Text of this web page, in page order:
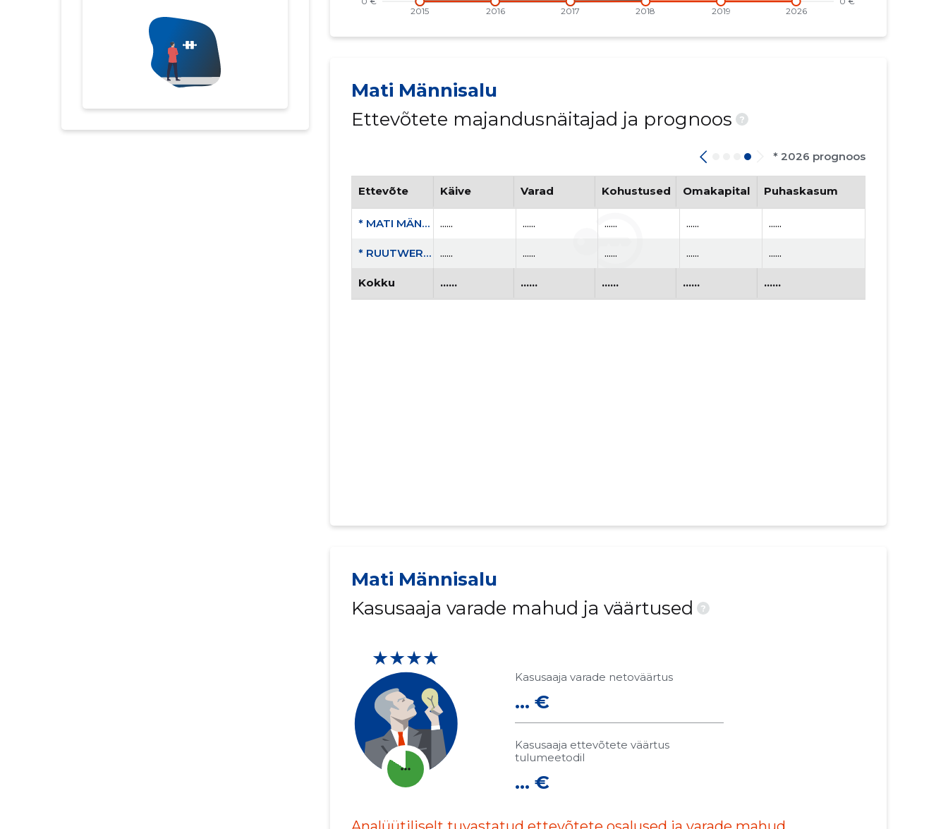
Mati Männisalu
Ettevõtete majandusnäitajad ja prognoos
?
* 2026 prognoos
Ettevõte Käive Varad Kohustused Omakapital Puhaskasum
* MATI MÄNNISALU FIE ...... ...... ...... ...... ......
* RUUTWERST OÜ ...... ...... ...... ...... ......
Kokku ...... ...... ...... ...... ......
Mati Männisalu
Kasusaaja varade mahud ja väärtused
?
★★★★
more_horiz
Kasusaaja varade netoväärtus
... €
Kasusaaja ettevõtete väärtus
tulumeetodil
... €